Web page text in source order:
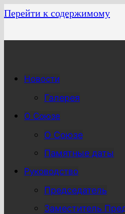
Перейти к содержимому
Новости
Галерея
О Союзе
О Союзе
Памятные даты
Руководство
Председатель
Заместитель